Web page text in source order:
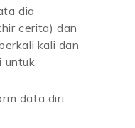
dia
cerita) dan
kali dan
untuk
data diri